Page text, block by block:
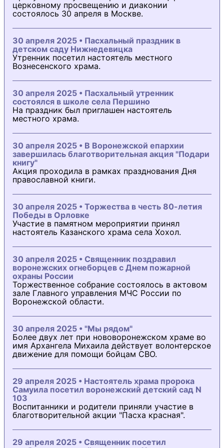
церковному просвещению и диаконии
состоялось 30 апреля в Москве.
30 апреля 2025 • Пасхальный праздник в
детском саду Нижнедевицка
Утренник посетил настоятель местного
Вознесенского храма.
30 апреля 2025 • Пасхальный утренник
состоялся в школе села Першино
На праздник был приглашен настоятель
местного храма.
30 апреля 2025 • В Воронежской епархии
завершилась благотворительная акция "Подари
книгу"
Акция проходила в рамках празднования Дня
православной книги.
30 апреля 2025 • Торжества в честь 80-летия
Победы в Орловке
Участие в памятном мероприятии принял
настоятель Казанского храма села Хохол.
30 апреля 2025 • Священник поздравил
воронежских огнеборцев с Днем пожарной
охраны России
Торжественное собрание состоялось в актовом
зале Главного управления МЧС России по
Воронежской области.
30 апреля 2025 • "Мы рядом"
Более двух лет при нововоронежском храме во
имя Архангела Михаила действует волонтерское
движение для помощи бойцам СВО.
29 апреля 2025 • Настоятель храма пророка
Самуила посетил воронежский детский сад N
103
Воспитанники и родители приняли участие в
благотворительной акции "Пасха красная".
29 апреля 2025 • Священник посетил